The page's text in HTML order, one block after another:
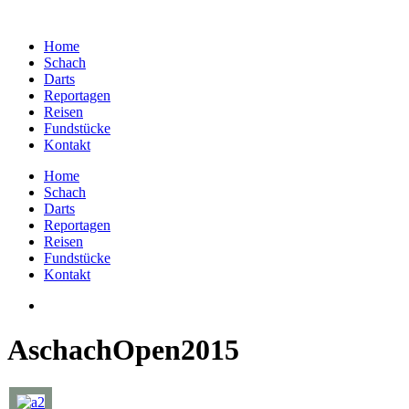
Home
Schach
Darts
Reportagen
Reisen
Fundstücke
Kontakt
Home
Schach
Darts
Reportagen
Reisen
Fundstücke
Kontakt
AschachOpen2015